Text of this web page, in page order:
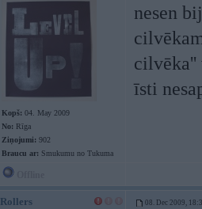
Kopš: 04. May 2009
No: Rīga
Ziņojumi: 902
Braucu ar: Smukumu no Tukuma
nesen
cilvēka''
īsti
Rollers 08. Dec 2009,